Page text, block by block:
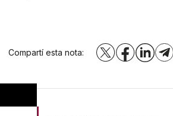
Compartí esta nota: X Facebook